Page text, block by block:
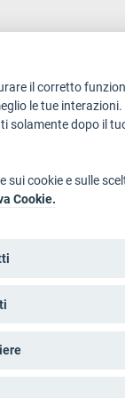
il corretto
le tue interazioni.
solamente dopo il
sui cookie e sulle
Cookie.